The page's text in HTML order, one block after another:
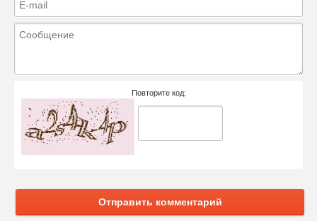
Повторите код:
Отправить комментарий